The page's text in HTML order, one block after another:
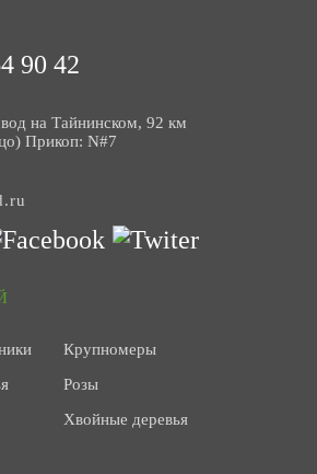
90 42
на Тайнинском, 92 км
Прикоп: N#7
Крупномеры
Розы
Хвойные деревья